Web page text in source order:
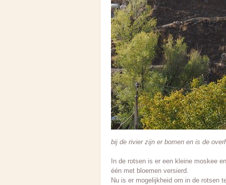
bij de rivier zijn er bomen en is de
In de rotsen is er een kleine moskee
één met bloemen versierd.
Nu is er mogelijkheid om in de rotsen